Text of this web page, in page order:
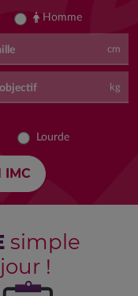
Homme
cm
kg
Lourde
simple
!